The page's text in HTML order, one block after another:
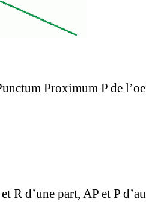
Proximum P de
d’une part, AP et P